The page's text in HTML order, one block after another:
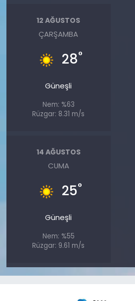
12 AĞUSTOS
ÇARŞAMBA
28°
Güneşli
Nem: %63
Rüzgar: 8.31 m/s
14 AĞUSTOS
CUMA
25°
Güneşli
Nem: %55
Rüzgar: 9.61 m/s